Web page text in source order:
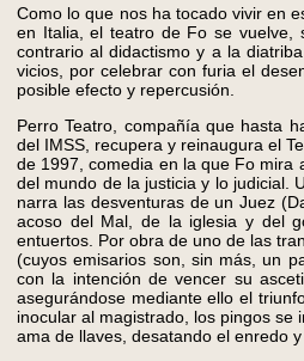
Como lo que nos ha tocado vivir en
en Italia, el teatro de Fo se vuelve,
contrario al didactismo y a la
vicios, por celebrar con furia el
posible efecto y repercusión.
Perro Teatro, compañía que hasta
del IMSS, recupera y reinaugura el
de 1997, comedia en la que Fo mira
del mundo de la justicia y lo judicial.
narra las desventuras de un Juez
acoso del Mal, de la iglesia y del
entuertos. Por obra de uno de las
(cuyos emisarios son, sin más, un
con la intención de vencer su
asegurándose mediante ello el
inocular al magistrado, los pingos se
ama de llaves, desatando el enredo y